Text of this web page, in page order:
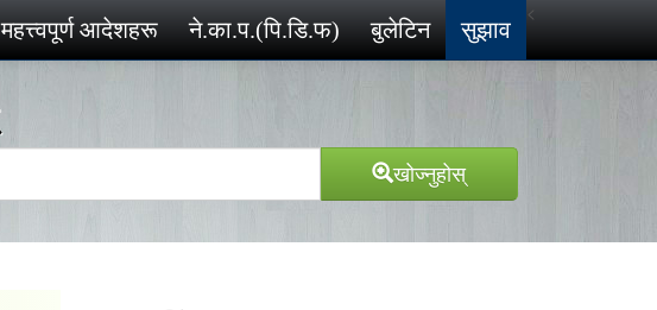
महत्त्वपूर्ण आदेशहरू ने.का.प.(पि.डि.फ) बुलेटिन
<
सुझाव
खोज्‍नुहोस्